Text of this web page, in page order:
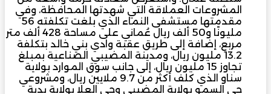
المشروعات العملاقة التي شهدتها المحافظة، وفي
مقدمتها مستشفى النماء الذي بلغت تكلفته 56
مليونًا و50 ألف ريال عُماني على مساحة 428 ألف متر
مربع، إضافة إلى طريق عقبة وادي بني خالد بتكلفة
13.2 مليون ريال، ومدينة المضيبي الصناعية بمبلغ
تجاوز 15 مليون ريال، إلى جانب سوق الموارد بولاية
سناو الذي كلف أكثر من 9.7 ملايين ريال، ومشروعي
حي السمو بولاية المضيبي وحي العلا بولاية بدية